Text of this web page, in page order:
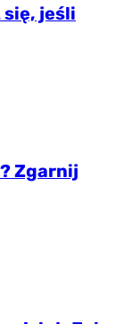
się, jeśli
Zgarnij